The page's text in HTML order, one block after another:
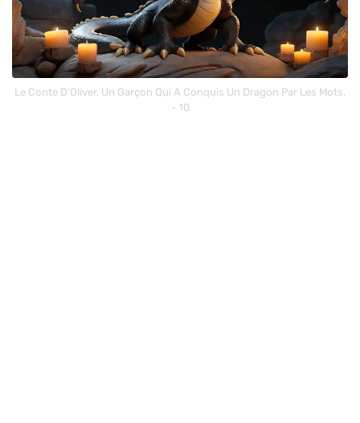
Le Conte D'Oliver, Un Garçon Qui A Conquis Un Dragon Par Les Mots.
- 10